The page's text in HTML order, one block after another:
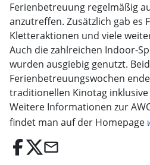
Ferienbetreuung regelmäßig
anzutreffen. Zusätzlich gab es
Kletteraktionen und viele
Auch die zahlreichen Indoor-
wurden ausgiebig genutzt.
Ferienbetreuungswochen
traditionellen Kinotag
Weitere Informationen zur
findet man auf der Homepage
email